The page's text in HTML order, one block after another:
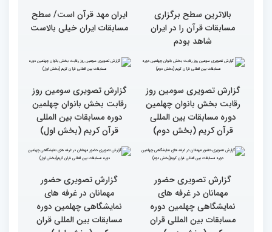
شدند
چهارمین روز از رقابت
متسابقان
سطح مسابقات قرآنی در
کشور ایران بالاست/ تعریف
استادم از دقت نمره دادن در
هشت بار مقام اول رشته
ترتیل را در مسابقات اروپایی
و آلمان کسب کرده ام